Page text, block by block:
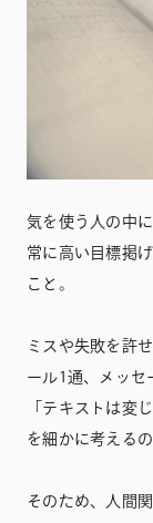
気を使う人の中
常に高い目標掲
こと。
ミスや失敗を許
ール1通、メッセ
「テキストは変
を細かに考える
そのため、人間